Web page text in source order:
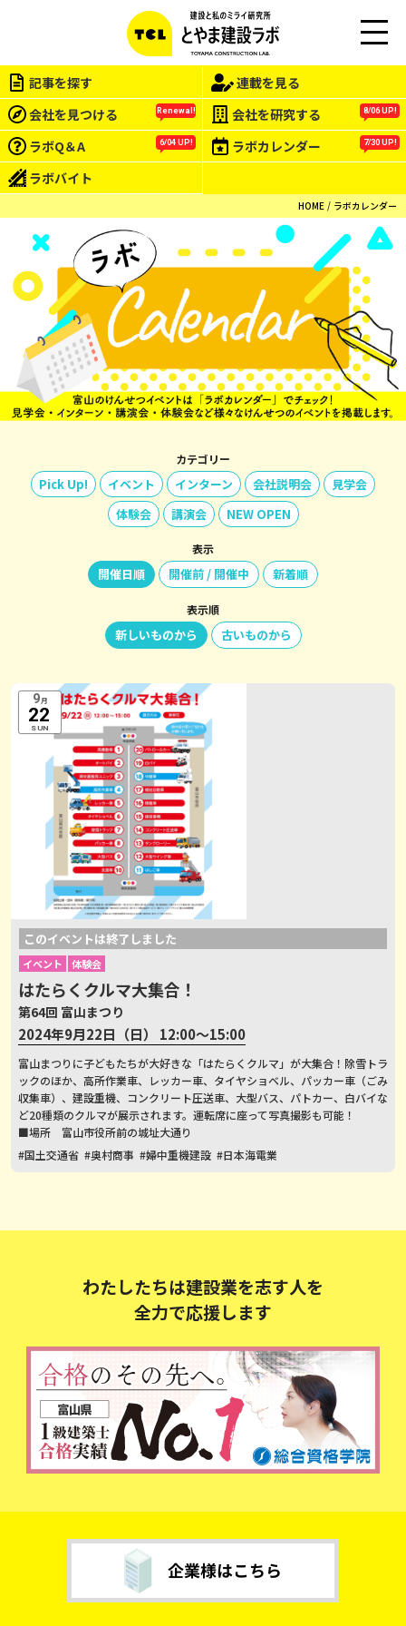
EN
記事を探す
連載を見る
会社を見つける
Renewal! 会社を研究する 8/06 UP!
ラボQ＆A 6/04 UP! ラボカレンダー 7/30 UP!
ラボバイト
HOME ラボカレンダー
カテゴリー
Pick Up! イベント インターン 会社説明会
見学会
体験会
講演会 NEW OPEN
表示
開催日順 開催前 / 開催中 新着順
表示順
新しいものから 古いものから
9月
22
SUN
このイベントは終了しました
イベント 体験会
はたらくクルマ大集合！
第64回 富山まつり
2024年9月22日（日） 12:00～15:00
富山まつりに子どもたちが大好きな「はたらくクルマ」が大集合！除雪トラ
ックのほか、高所作業車、レッカー車、タイヤショベル、パッカー車（ごみ
収集車）、建設重機、コンクリート圧送車、大型バス、パトカー、白バイな
ど20種類のクルマが展示されます。運転席に座って写真撮影も可能！
■場所 富山市役所前の城址大通り
#国土交通省 #奥村商事 #婦中重機建設 #日本海電業
わたしたちは建設業を志す人を
全力で応援します